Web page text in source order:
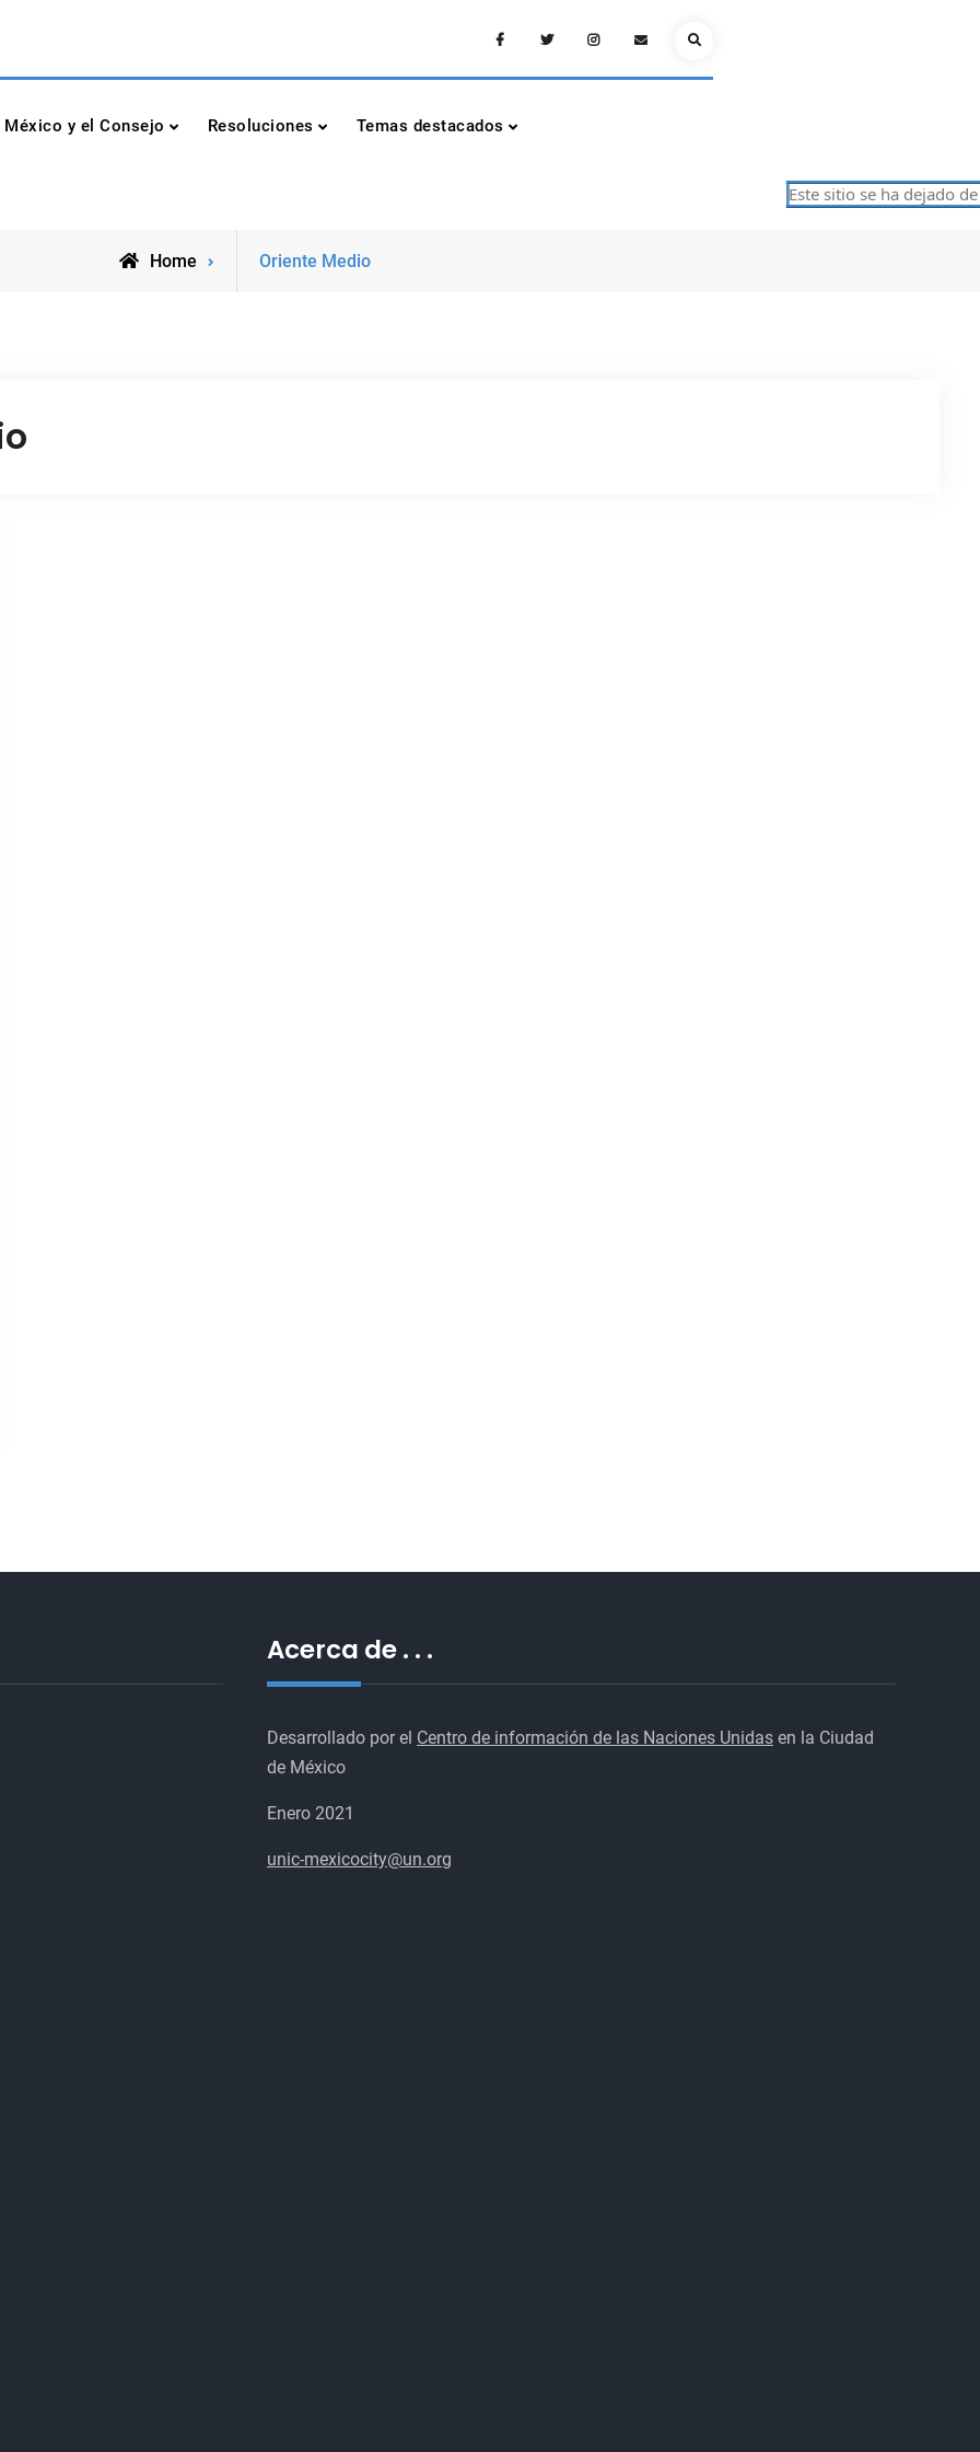
de las Naciones Unidas
FacebookTwitterInstagramEmailSearch
México y el Consejo Resoluciones Temas destacados
Este sitio se ha dejado de
Home
Posts
Oriente Medio
Acerca de . . .
Desarrollado por el Centro de información de las Naciones Unidas en la Ciudad
de México
Enero 2021
unic-mexicocity@un.org